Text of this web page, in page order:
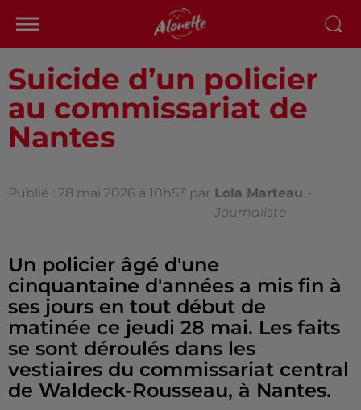
Suicide d’un policier
au commissariat de
Nantes
Publié : 28 mai 2026 à 10h53 par Lola Marteau -
Journaliste
Un policier âgé d'une
cinquantaine d'années a mis fin à
ses jours en tout début de
matinée ce jeudi 28 mai. Les faits
se sont déroulés dans les
vestiaires du commissariat central
de Waldeck-Rousseau, à Nantes.